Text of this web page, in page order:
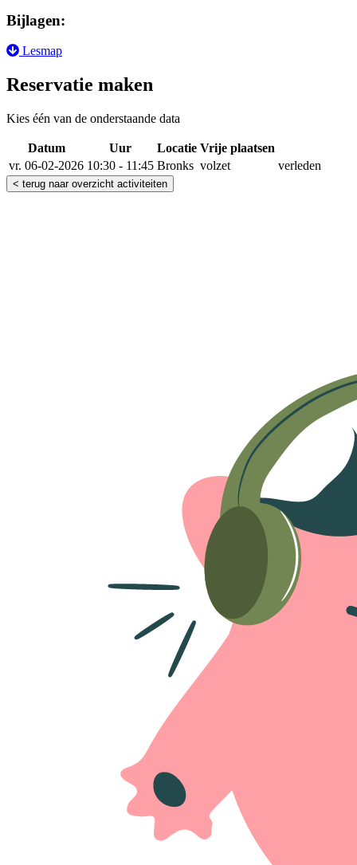
Bijlagen:
Lesmap
Reservatie maken
Kies één van de onderstaande data
Datum Uur Locatie Vrije plaatsen
vr. 06-02-2026 10:30 - 11:45 Bronks volzet verleden
< terug naar overzicht activiteiten